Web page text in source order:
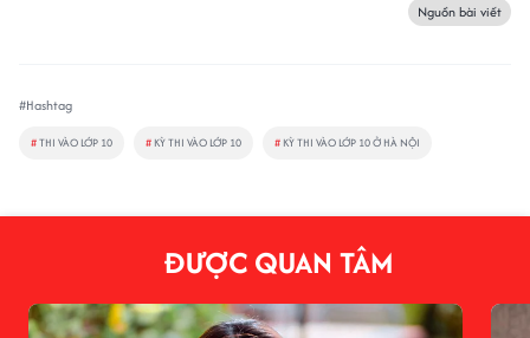
Nguồn bài viết
#Hashtag
#THI VÀO LỚP 10 # KỲ THI VÀO LỚP 10 # KỲ THI VÀO LỚP 10 Ở HÀ NỘI
ĐƯỢC QUAN TÂM